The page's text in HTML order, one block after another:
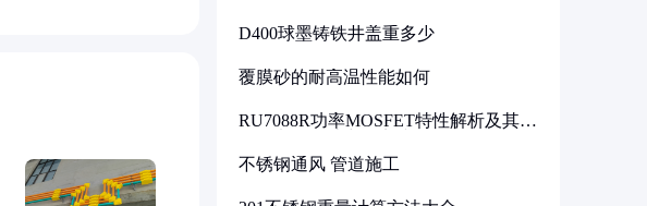
D400球墨铸铁井盖重多少
覆膜砂的耐高温性能如何
RU7088R功率MOSFET特性解析及其在
不锈钢通风 管道施工